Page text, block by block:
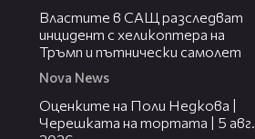
Властите в САЩ разследват
инцидент с хеликоптера на
Тръмп и пътнически самолет
Nova News
Оценките на Поли Недкова |
Черешката на тортата | 5 авг.